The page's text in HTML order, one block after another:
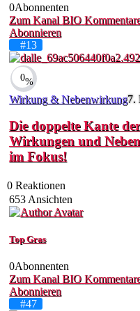
0Abonnenten
Zum Kanal BIO
Abonnieren
#13
0%
Wirkung & Nebenwirkung7.
Die doppelte Kante
Wirkungen und
im Fokus!
0 Reaktionen
653 Ansichten
Top Gras
0Abonnenten
Zum Kanal BIO
Abonnieren
#47